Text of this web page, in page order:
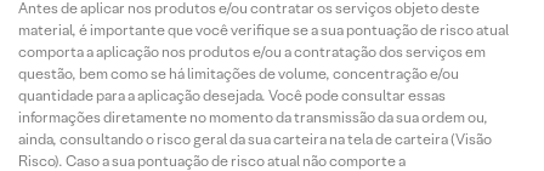
Antes de aplicar nos produtos e/ou contratar os serviços objeto deste
material, é importante que você verifique se a sua pontuação de risco atual
comporta a aplicação nos produtos e/ou a contratação dos serviços em
questão, bem como se há limitações de volume, concentração e/ou
quantidade para a aplicação desejada. Você pode consultar essas
informações diretamente no momento da transmissão da sua ordem ou,
ainda, consultando o risco geral da sua carteira na tela de carteira (Visão
Risco). Caso a sua pontuação de risco atual não comporte a